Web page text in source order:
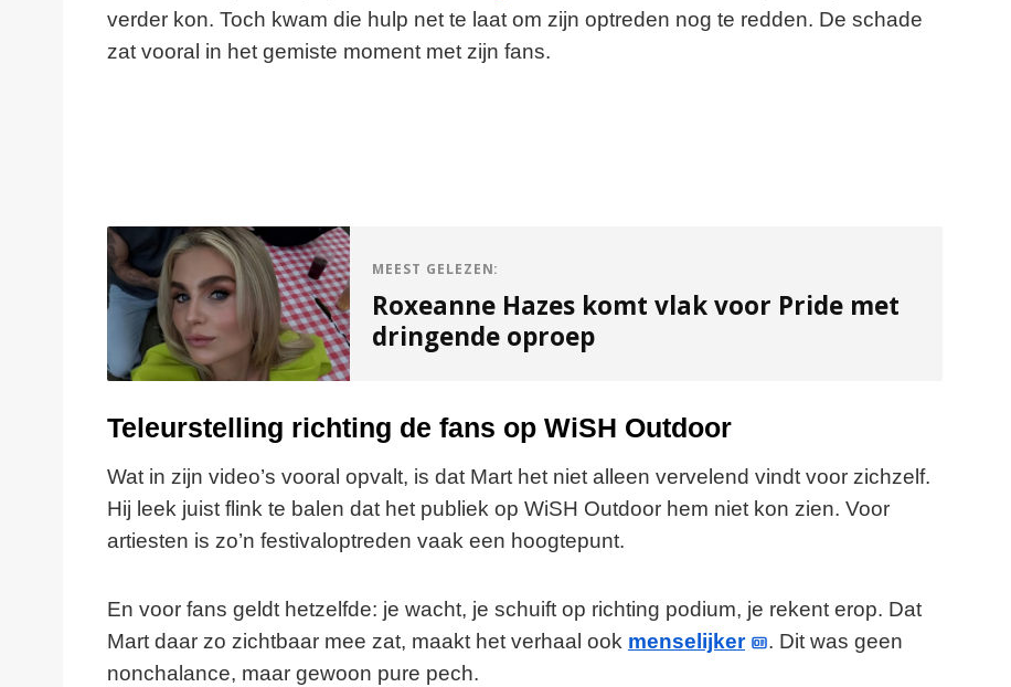
verder kon. Toch kwam die hulp net te laat om zijn optreden nog te redden. De schade
zat vooral in het gemiste moment met zijn fans.
MEEST GELEZEN:
Roxeanne Hazes komt vlak voor Pride met
dringende oproep
Teleurstelling richting de fans op WiSH Outdoor
Wat in zijn video’s vooral opvalt, is dat Mart het niet alleen vervelend vindt voor zichzelf.
Hij leek juist flink te balen dat het publiek op WiSH Outdoor hem niet kon zien. Voor
artiesten is zo’n festivaloptreden vaak een hoogtepunt.
En voor fans geldt hetzelfde: je wacht, je schuift op richting podium, je rekent erop. Dat
Mart daar zo zichtbaar mee zat, maakt het verhaal ook menselijker
. Dit was geen
nonchalance, maar gewoon pure pech.